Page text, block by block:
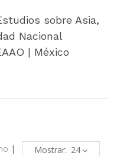
sobre Asia,
Nacional
| México
| Mostrar: